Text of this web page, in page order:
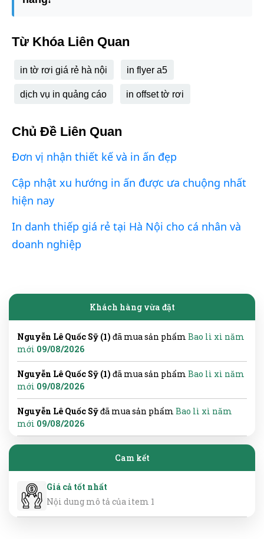
Từ Khóa Liên Quan
in tờ rơi giá rẻ hà nội in flyer a5
dịch vụ in quảng cáo in offset tờ rơi
Chủ Đề Liên Quan
Đơn vị nhận thiết kế và in ấn đẹp
Cập nhật xu hướng in ấn được ưa chuộng nhất
hiện nay
In danh thiếp giá rẻ tại Hà Nội cho cá nhân và
doanh nghiệp
Khách hàng vừa đặt
Nguyễn Lê Quốc Sỹ (1) đã mua sản phẩm Bao lì xì năm
mới 09/08/2026
Nguyễn Lê Quốc Sỹ (1) đã mua sản phẩm Bao lì xì năm
mới 09/08/2026
Nguyễn Lê Quốc Sỹđã mua sản phẩm Bao lì xì năm
mới 09/08/2026
Cam kết
Giá cả tốt nhất
Nội dung mô tả của item 1